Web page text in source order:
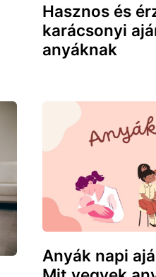
Hasznos és
karácsonyi
anyáknak
Anyák napi